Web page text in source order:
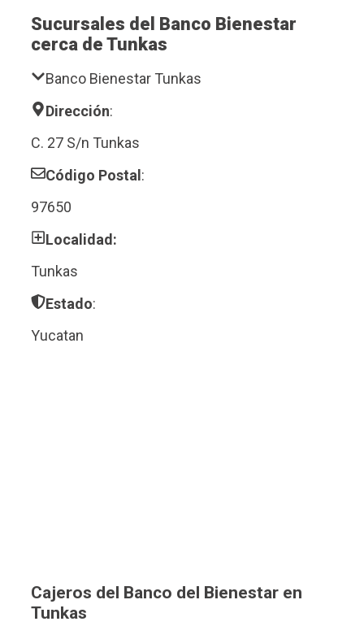
Sucursales del Banco Bienestar
cerca de Tunkas
Banco Bienestar Tunkas
Dirección:
C. 27 S/n Tunkas
Código Postal :
97650
Localidad:
Tunkas
Estado:
Yucatan
Cajeros del Banco del Bienestar en
Tunkas